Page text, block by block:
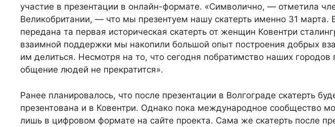
участие в презентации в онлайн-формате. «Символично, — отметила
Великобритании, — что мы презентуем нашу скатерть именно 31 марта.
передана та первая историческая скатерть от женщин Ковентри
взаимной поддержки мы накопили большой опыт построения добрых
им делиться. Несмотря на то, что сегодня побратимство наших городов
общение людей не прекратится».
Ранее планировалось, что после презентации в Волгограде скатерть
презентована и в Ковентри. Однако пока международное сообщество
лишь в цифровом формате на сайте проекта. Сама же скатерть после